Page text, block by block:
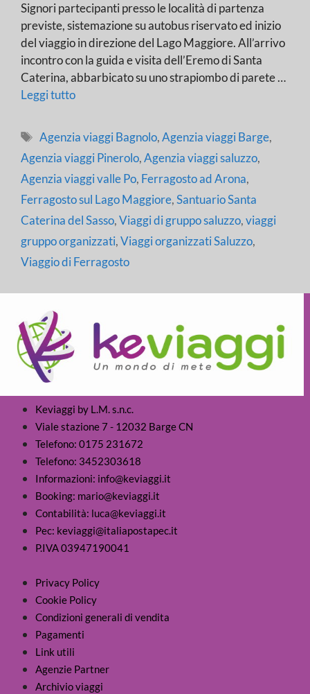
Signori partecipanti presso le località di partenza
previste, sistemazione su autobus riservato ed inizio
del viaggio in direzione del Lago Maggiore. All’arrivo
incontro con la guida e visita dell’Eremo di Santa
Caterina, abbarbicato su uno strapiombo di parete …
Leggi tutto
Tag
Agenzia viaggi Bagnolo,Agenzia viaggi Barge,
Agenzia viaggi Pinerolo,Agenzia viaggi saluzzo,
Agenzia viaggi valle Po, Ferragosto ad Arona,
Ferragosto sul Lago Maggiore,Santuario Santa
Caterina del Sasso,Viaggi di gruppo saluzzo,viaggi
gruppo organizzati,Viaggi organizzati Saluzzo,
Viaggio di Ferragosto
Keviaggi by L.M. s.n.c.
Viale stazione 7 - 12032 Barge CN
Telefono: 0175 231672
Telefono: 3452303618
Informazioni: info@keviaggi.it
Booking: mario@keviaggi.it
Contabilità: luca@keviaggi.it
Pec: keviaggi@italiapostapec.it
P.IVA 03947190041
Privacy Policy
Cookie Policy
Condizioni generali di vendita
Pagamenti
Link utili
Agenzie Partner
Archivio viaggi